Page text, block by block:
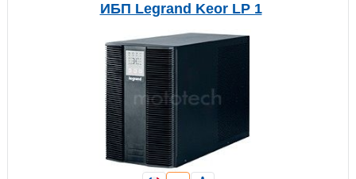
ИБП Legrand Keor LP 1